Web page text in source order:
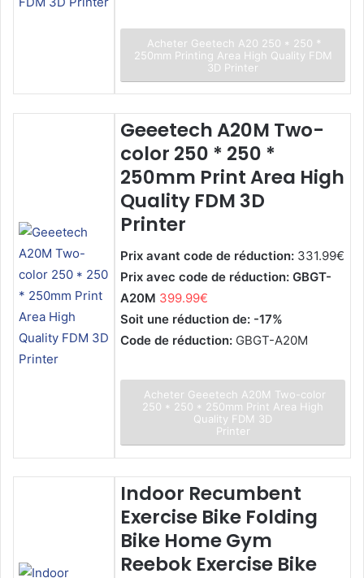
Acheter Geetech A20 250 * 250 *
250mm Printing Area High Quality FDM
3D Printer
Geeetech A20M Two-
color 250 * 250 *
250mm Print Area High
Quality FDM 3D
Printer
Prix avant code de réduction: 331.99€
Prix avec code de réduction: GBGT-
A20M 399.99€
Soit une réduction de: -17%
Code de réduction: GBGT-A20M
Acheter Geeetech A20M Two-color
250 * 250 * 250mm Print Area High
Quality FDM 3D
Printer
Indoor Recumbent
Exercise Bike Folding
Bike Home Gym
Reebok Exercise Bike